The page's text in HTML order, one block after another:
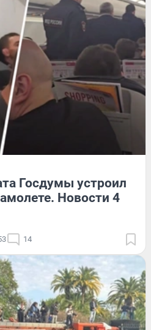
Госдумы устроил
Новости 4
14